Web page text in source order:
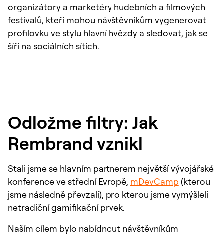
organizátory a marketéry hudebních a filmových
festivalů, kteří mohou návštěvníkům vygenerovat
profilovku ve stylu hlavní hvězdy a sledovat, jak se
šíří na sociálních sítích.
Odložme filtry: Jak
Rembrand vznikl
Stali jsme se hlavním partnerem největší vývojářské
konference ve střední Evropě, mDevCamp (kterou
jsme následně převzali), pro kterou jsme vymýšleli
netradiční gamifikační prvek.
Naším cílem bylo nabídnout návštěvníkům